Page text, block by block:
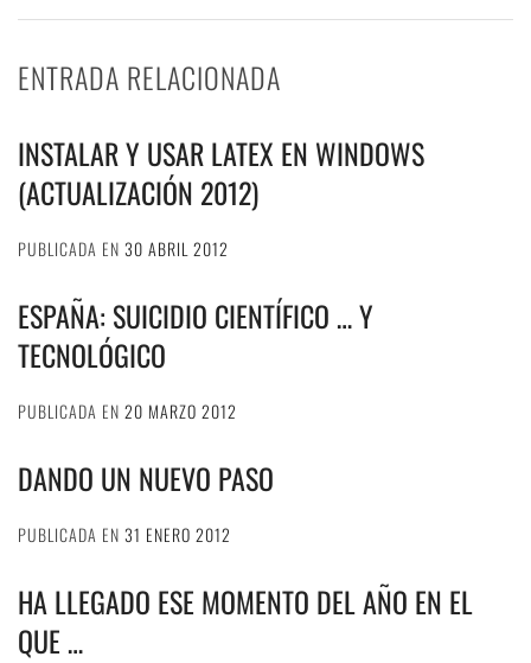
ENTRADA RELACIONADA
INSTALAR Y USAR LATEX EN WINDOWS
(ACTUALIZACIÓN 2012)
PUBLICADA EN 30 ABRIL 2012
ESPAÑA: SUICIDIO CIENTÍFICO … Y
TECNOLÓGICO
PUBLICADA EN 20 MARZO 2012
DANDO UN NUEVO PASO
PUBLICADA EN 31 ENERO 2012
HA LLEGADO ESE MOMENTO DEL AÑO EN EL
QUE …